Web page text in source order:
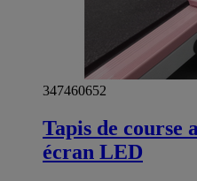
347460652
Tapis de course
écran LED